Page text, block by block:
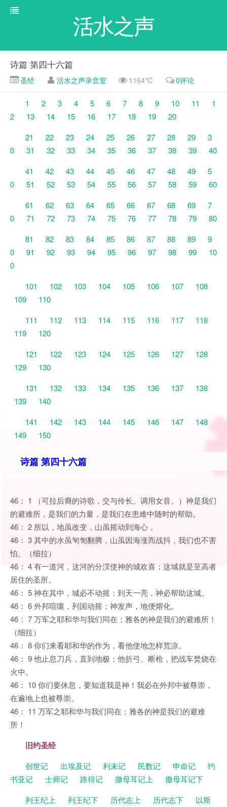
活水之声
诗篇 第四十六篇
圣经 活水之声录音室 1164℃ 0评论
1 2 3 4 5 6 7 8 9 10 11
1
2
13 14 15 16 17 18 19
20
21
22 23 24 25 26 27 28 29
3
0
31 32 33 34 35 36 37 38 39
40
41
42 43 44 45 46 47 48 49
5
0
51 52 53 54 55 56 57 58 59
60
61
62 63 64 65 66 67 68 69
7
0
71 72 73 74 75 76 77 78 79
80
81
82 83 84 85 86 87 88 89
9
0
91 92 93 94 95 96 97 98 99
10
0
101
102 103 104 105 106 107
108
109
110
111
112 113 114 115 116 117
118
119
120
121
122 123 124 125 126 127
128
129
130
131
132 133 134 135 136 137
138
139
140
141
142 143 144 145 146 147
148
149
150
诗篇 第四十六篇
46： 1 （可拉后裔的诗歌，交与伶长。调用女音。）神是我们
的避难所，是我们的力量，是我们在患难中随时的帮助。
46： 2 所以，地虽改变，山虽摇动到海心，
46： 3 其中的水虽匉訇翻腾，山虽因海涨而战抖，我们也不害
怕。（细拉）
46： 4 有一道河，这河的分汊使神的城欢喜；这城就是至高者
居住的圣所。
46： 5 神在其中，城必不动摇；到天一亮，神必帮助这城。
46： 6 外邦喧嚷，列国动摇；神发声，地便熔化。
46： 7 万军之耶和华与我们同在；雅各的神是我们的避难所！
（细拉）
46： 8 你们来看耶和华的作为，看他使地怎样荒凉。
46： 9 他止息刀兵，直到地极；他折弓、断枪，把战车焚烧在
火中。
46： 10 你们要休息，要知道我是神！我必在外邦中被尊崇，
在遍地上也被尊崇。
46： 11 万军之耶和华与我们同在；雅各的神是我们的避难
所！
旧约圣经
创世记 出埃及记 利未记 民数记 申命记
约
书亚记
士师记 路得记 撒母耳记上
撒母耳记下
列王纪上
列王纪下 历代志上 历代志下
以斯